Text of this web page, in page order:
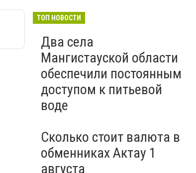
ТОП НОВОСТИ
Два села
Мангистауской области
обеспечили постоянным
доступом к питьевой
воде
Сколько стоит валюта в
обменниках Актау 1
августа